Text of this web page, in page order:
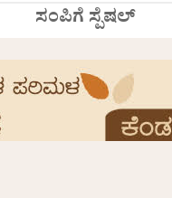
ಸಂಪಿಗೆ ಸ್ಪೆಷಲ್